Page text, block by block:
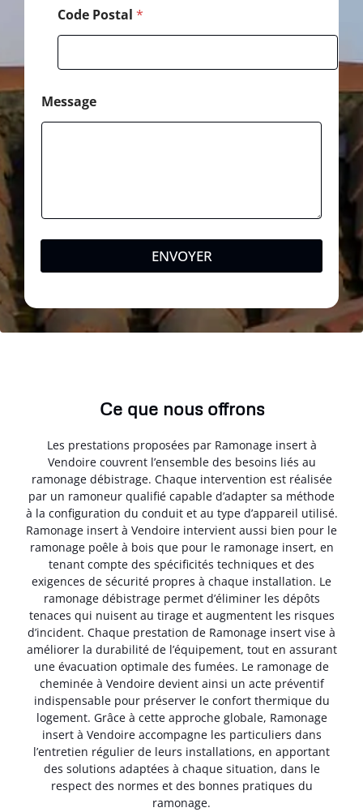
Code Postal *
Message
ENVOYER
Ce que nous offrons
Les prestations proposées par Ramonage insert à
Vendoire couvrent l’ensemble des besoins liés au
ramonage débistrage. Chaque intervention est réalisée
par un ramoneur qualifié capable d’adapter sa méthode
à la configuration du conduit et au type d’appareil utilisé.
Ramonage insert à Vendoire intervient aussi bien pour le
ramonage poêle à bois que pour le ramonage insert, en
tenant compte des spécificités techniques et des
exigences de sécurité propres à chaque installation. Le
ramonage débistrage permet d’éliminer les dépôts
tenaces qui nuisent au tirage et augmentent les risques
d’incident. Chaque prestation de Ramonage insert vise à
améliorer la durabilité de l’équipement, tout en assurant
une évacuation optimale des fumées. Le ramonage de
cheminée à Vendoire devient ainsi un acte préventif
indispensable pour préserver le confort thermique du
logement. Grâce à cette approche globale, Ramonage
insert à Vendoire accompagne les particuliers dans
l’entretien régulier de leurs installations, en apportant
des solutions adaptées à chaque situation, dans le
respect des normes et des bonnes pratiques du
ramonage.